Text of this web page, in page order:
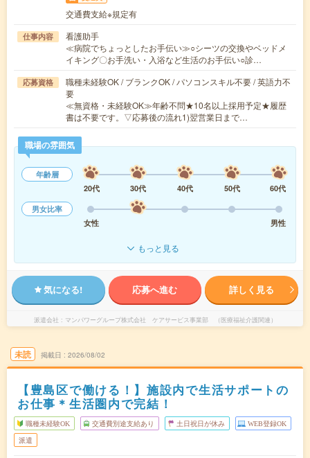
交通費支給※規定有
仕事内容
看護助手
≪病院でちょっとしたお手伝い≫○シーツの交換やベッドメ
イキング〇お手洗い・入浴など生活のお手伝い○診…
応募資格
職種未経験OK / ブランクOK / パソコンスキル不要 / 英語力不
要
≪無資格・未経験OK≫年齢不問★10名以上採用予定★履歴
書は不要です。▽応募後の流れ1)翌営業日まで…
職場の雰囲気
年齢層
20代
30代 40代 50代
60代
男女比率
女性
男性
もっと見る
気になる! 応募へ進む 詳しく見る
派遣会社 マンパワーグループ株式会社 ケアサービス事業部 （医療福祉介護関連）
未読 掲載日 2026/08/02
【豊島区で働ける！】施設内で生活サポートの
お仕事＊生活圏内で完結！
職種未経験OK 交通費別途支給あり 土日祝日が休み WEB登録OK
派遣